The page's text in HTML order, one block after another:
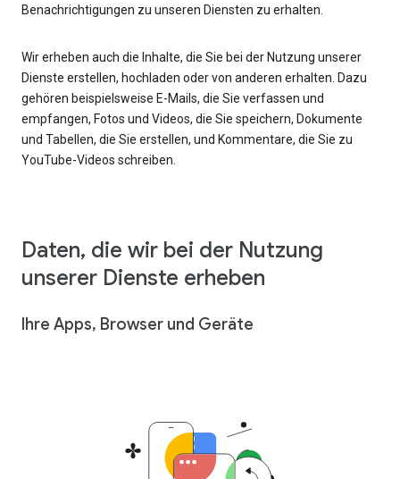
Benachrichtigungen zu unseren Diensten zu erhalten.
Wir erheben auch die Inhalte, die Sie bei der Nutzung unserer
Dienste erstellen, hochladen oder von anderen erhalten. Dazu
gehören beispielsweise E-Mails, die Sie verfassen und
empfangen, Fotos und Videos, die Sie speichern, Dokumente
und Tabellen, die Sie erstellen, und Kommentare, die Sie zu
YouTube-Videos schreiben.
Daten, die wir bei der Nutzung
unserer Dienste erheben
Ihre Apps, Browser und Geräte